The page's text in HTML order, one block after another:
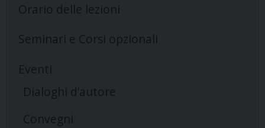
Orario delle lezioni
Seminari e Corsi opzionali
Eventi
Dialoghi d’autore
Convegni